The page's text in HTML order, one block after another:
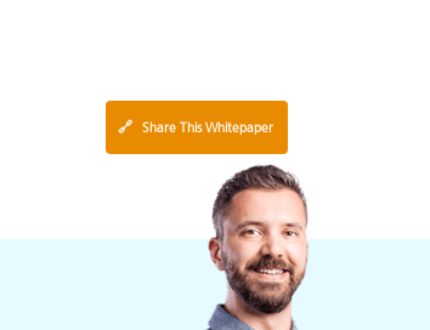
🔗 Share This Whitepaper